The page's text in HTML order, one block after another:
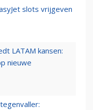
slots vrijgeven
LATAM kansen:
nieuwe